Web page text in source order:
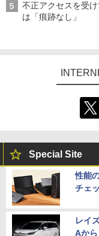
不正アクセスを受
は「痕跡なし」
Special Site
性能
チェ
レイ
Aから